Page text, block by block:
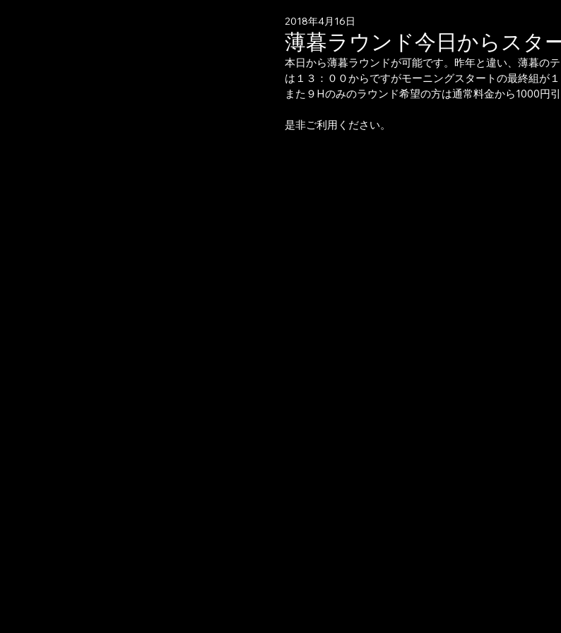
薄暮ラウンド今日からスタ
2018年4月16日
本日から薄暮ラウンドが可能です。昨年と違い、薄暮の
は１３：００からですがモーニングスタートの最終組が
また９Hのみのラウンド希望の方は通常料金から1000円引
是非ご利用ください。